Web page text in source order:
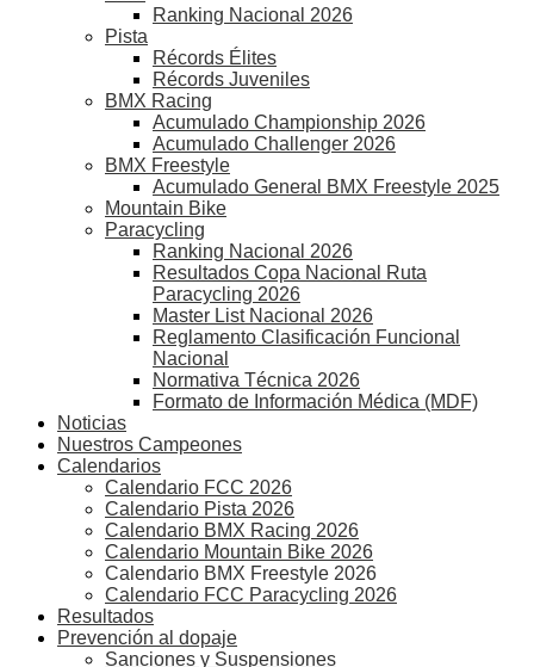
Ranking Nacional 2026
Pista
Récords Élites
Récords Juveniles
BMX Racing
Acumulado Championship 2026
Acumulado Challenger 2026
BMX Freestyle
Acumulado General BMX Freestyle 2025
Mountain Bike
Paracycling
Ranking Nacional 2026
Resultados Copa Nacional Ruta
Paracycling 2026
Master List Nacional 2026
Reglamento Clasificación Funcional
Nacional
Normativa Técnica 2026
Formato de Información Médica (MDF)
Noticias
Nuestros Campeones
Calendarios
Calendario FCC 2026
Calendario Pista 2026
Calendario BMX Racing 2026
Calendario Mountain Bike 2026
Calendario BMX Freestyle 2026
Calendario FCC Paracycling 2026
Resultados
Prevención al dopaje
Sanciones y Suspensiones